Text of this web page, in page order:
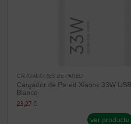
CARGADORES DE PARED
Cargador de Pared Xiaomi 33W
Blanco
23,27 €
ver producto